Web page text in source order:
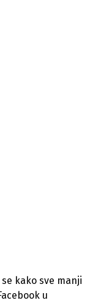
se kako sve manji
u